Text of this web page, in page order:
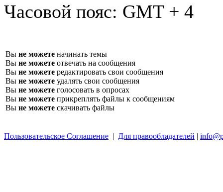
Часовой пояс: GMT + 4
Вы не можете начинать темы
Вы не можете отвечать на сообщения
Вы не можете редактировать свои сообщения
Вы не можете удалять свои сообщения
Вы не можете голосовать в опросах
Вы не можете прикреплять файлы к сообщениям
Вы не можете скачивать файлы
Пользовательское Соглашение | Для правообладателей |